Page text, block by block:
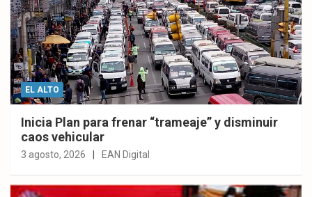
EL ALTO
Inicia Plan para frenar “trameaje” y disminuir
caos vehicular
3 agosto, 2026 EAN Digital